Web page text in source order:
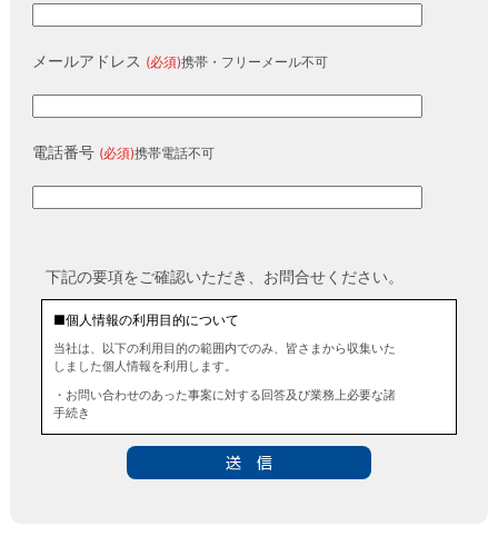
メールアドレス (必須)携帯・フリーメール不可
電話番号 (必須)携帯電話不可
下記の要項をご確認いただき、お問合せください。
■個人情報の利用目的について
当社は、以下の利用目的の範囲内でのみ、皆さまから収集いた
しました個人情報を利用します。
・お問い合わせのあった事案に対する回答及び業務上必要な諸
手続き
■個人情報の第三者提供について